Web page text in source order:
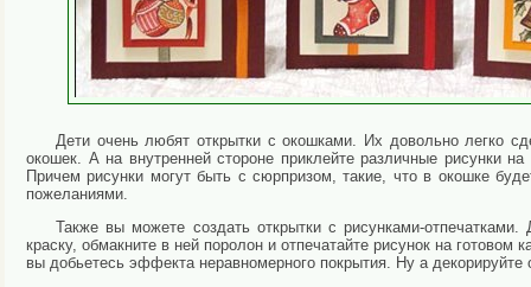
Дети очень любят открытки с окошками. Их довольно легко
окошек. А на внутренней стороне приклейте различные рисунки
Причем рисунки могут быть с сюрпризом, такие, что в окошке
пожеланиями.
Также вы можете создать открытки с рисунками-отпечатками.
краску, обмакните в ней поролон и отпечатайте рисунок на
вы добьетесь эффекта неравномерного покрытия. Ну а декорируйте